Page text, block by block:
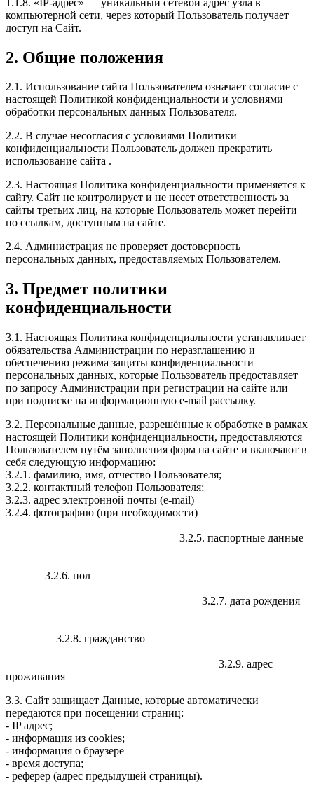
компьютерной сети, через который Пользователь получает
доступ на Сайт.
2. Общие положения
2.1. Использование сайта Пользователем означает согласие с
настоящей Политикой конфиденциальности и условиями
обработки персональных данных Пользователя.
2.2. В случае несогласия с условиями Политики
конфиденциальности Пользователь должен прекратить
использование сайта .
2.3. Настоящая Политика конфиденциальности применяется к
сайту. Сайт не контролирует и не несет ответственность за
сайты третьих лиц, на которые Пользователь может перейти
по ссылкам, доступным на сайте.
2.4. Администрация не проверяет достоверность
персональных данных, предоставляемых Пользователем.
3. Предмет политики
конфиденциальности
3.1. Настоящая Политика конфиденциальности устанавливает
обязательства Администрации по неразглашению и
обеспечению режима защиты конфиденциальности
персональных данных, которые Пользователь предоставляет
по запросу Администрации при регистрации на сайте или
при подписке на информационную e-mail рассылку.
3.2. Персональные данные, разрешённые к обработке в рамках
настоящей Политики конфиденциальности, предоставляются
Пользователем путём заполнения форм на сайте и включают в
себя следующую информацию:
3.2.1. фамилию, имя, отчество Пользователя;
3.2.2. контактный телефон Пользователя;
3.2.3. адрес электронной почты (e-mail)
3.2.4. фотографию (при необходимости)
3.2.5. паспортные данные
3.2.6. пол
3.2.7. дата рождения
3.2.8. гражданство
3.2.9. адрес
проживания
3.3. Сайт защищает Данные, которые автоматически
передаются при посещении страниц:
- IP адрес;
- информация из cookies;
- информация о браузере
- время доступа;
- реферер (адрес предыдущей страницы).